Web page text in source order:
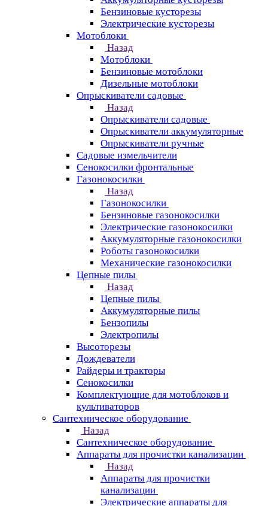
Бензиновые кусторезы
Электрические кусторезы
Мотоблоки
Назад
Мотоблоки
Бензиновые мотоблоки
Дизельные мотоблоки
Опрыскиватели садовые
Назад
Опрыскиватели садовые
Опрыскиватели аккумуляторные
Опрыскиватели ручные
Садовые измельчители
Сенокосилки фронтальные
Газонокосилки
Назад
Газонокосилки
Бензиновые газонокосилки
Электрические газонокосилки
Аккумуляторные газонокосилки
Роботы газонокосилки
Механические газонокосилки
Цепные пилы
Назад
Цепные пилы
Аккумуляторные пилы
Бензопилы
Электропилы
Высоторезы
Дождеватели
Райдеры и тракторы
Сенокосилки
Комплектующие для мотоблоков и
культиваторов
Сантехническое оборудование
Назад
Сантехническое оборудование
Аппараты для прочистки канализации
Назад
Аппараты для прочистки
канализации
Электрические аппараты для